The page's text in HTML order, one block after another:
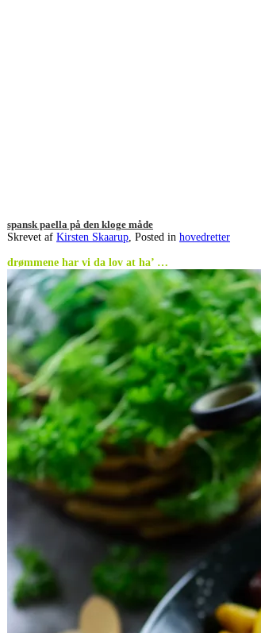
spansk paella på den kloge måde
Skrevet afKirsten Skaarup, Posted inhovedretter
drømmene har vi da lov at ha’ …